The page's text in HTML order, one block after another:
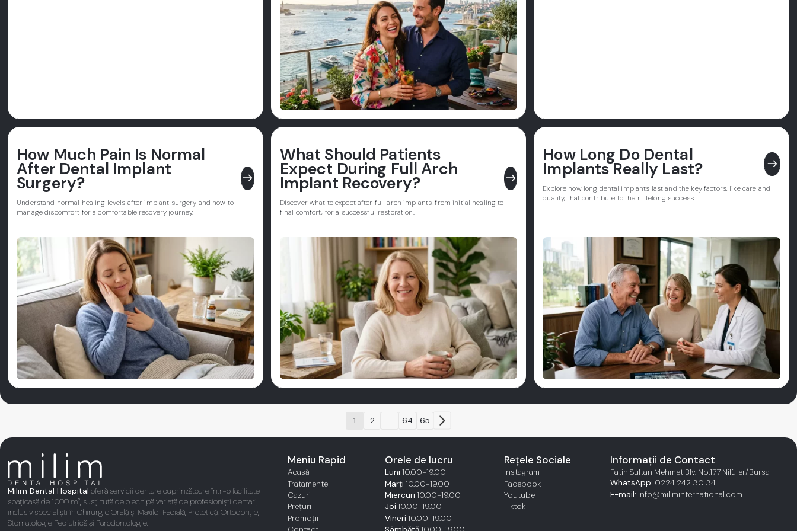
How Much Pain Is Normal
After Dental Implant
Surgery? east
Understand normal healing levels after implant surgery and how to
manage discomfort for a comfortable recovery journey.
What Should Patients
Expect During Full Arch
Implant Recovery? east
Discover what to expect after full arch implants, from initial healing to
final comfort, for a successful restoration.
How Long Do Dental
Implants Really Last? east
Explore how long dental implants last and the key factors, like care and
quality, that contribute to their lifelong success.
1 2 ... 64 65
Milim Dental Hospital oferă servicii dentare cuprinzătoare într-o facilitate
spațioasă de 1.000 m², susținută de o echipă variată de profesioniști dentari,
inclusiv specialiști în Chirurgie Orală și Maxilo-Facială, Protetică, Ortodonție,
Stomatologie Pediatrică și Parodontologie.
Meniu Rapid
Acasă
Tratamente
Cazuri
Prețuri
Promoții
Orele de lucru
Luni 10.00-19.00
Marți 10.00-19.00
Miercuri 10.00-19.00
Joi 10.00-19.00
Vineri 10.00-19.00
Rețele Sociale
Instagram
Facebook
Youtube
Tiktok
Informații de Contact
Fatih Sultan Mehmet Blv. No:177 Nilüfer/Bursa
WhatsApp: 0224 242 30 34
E-mail: info@miliminternational.com